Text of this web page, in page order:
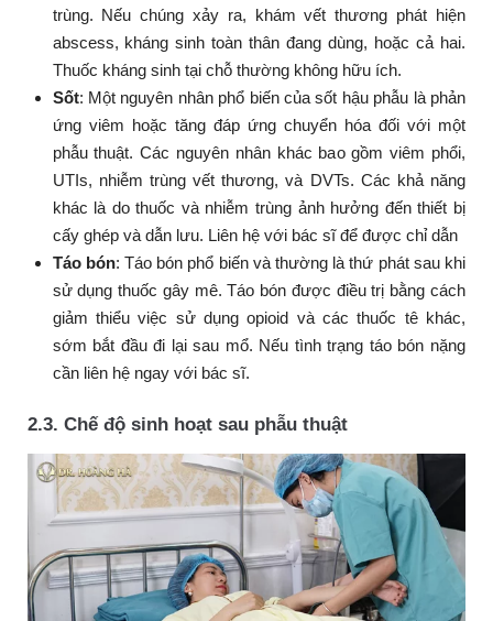
trùng. Nếu chúng xảy ra, khám vết thương phát hiện
abscess, kháng sinh toàn thân đang dùng, hoặc cả hai.
Thuốc kháng sinh tại chỗ thường không hữu ích.
Sốt: Một nguyên nhân phổ biến của sốt hậu phẫu là phản
ứng viêm hoặc tăng đáp ứng chuyển hóa đối với một
phẫu thuật. Các nguyên nhân khác bao gồm viêm phổi,
UTIs, nhiễm trùng vết thương, và DVTs. Các khả năng
khác là do thuốc và nhiễm trùng ảnh hưởng đến thiết bị
cấy ghép và dẫn lưu. Liên hệ với bác sĩ để được chỉ dẫn
Táo bón: Táo bón phổ biến và thường là thứ phát sau khi
sử dụng thuốc gây mê. Táo bón được điều trị bằng cách
giảm thiểu việc sử dụng opioid và các thuốc tê khác,
sớm bắt đầu đi lại sau mổ. Nếu tình trạng táo bón nặng
cần liên hệ ngay với bác sĩ.
2.3. Chế độ sinh hoạt sau phẫu thuật